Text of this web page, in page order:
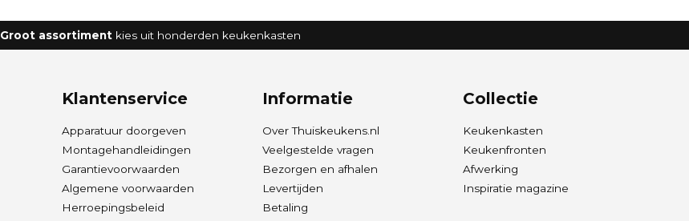
Groot assortiment kies uit honderden keukenkasten
Klantenservice
Apparatuur doorgeven
Montagehandleidingen
Garantievoorwaarden
Algemene voorwaarden
Herroepingsbeleid
Informatie
Over Thuiskeukens.nl
Veelgestelde vragen
Bezorgen en afhalen
Levertijden
Betaling
Collectie
Keukenkasten
Keukenfronten
Afwerking
Inspiratie magazine